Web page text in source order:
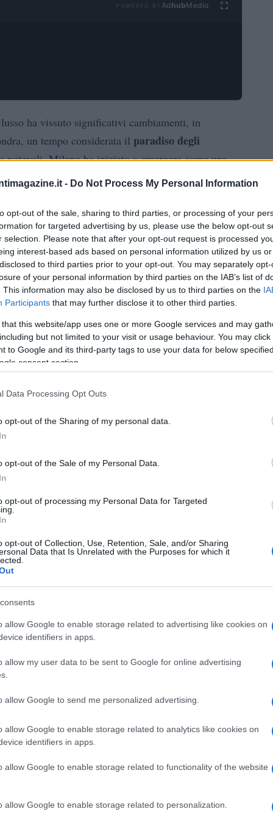
- Do Not Process My Personal Information
opt-out of the sale, sharing to third parties, or processing of your
for targeted advertising by us, please use the below opt-out
selection. Please note that after your opt-out request is processed
interest-based ads based on personal information utilized by us
to third parties prior to your opt-out. You may separately
of your personal information by third parties on the IAB’s list of
This information may also be disclosed by us to third parties on the
Participants that may further disclose it to other third parties.
that this website/app uses one or more Google services and may
but not limited to your visit or usage behaviour. You may
to Google and its third-party tags to use your data for below
consent section.
Data Processing Opt Outs
opt-out of the Sharing of my personal data.
opt-out of the Sale of my Personal Data.
opt-out of processing my Personal Data for Targeted
opt-out of Collection, Use, Retention, Sale, and/or Sharing
Data that Is Unrelated with the Purposes for which it
allow Google to enable storage related to advertising like cookies on
identifiers in apps.
allow my user data to be sent to Google for online advertising
allow Google to send me personalized advertising.
allow Google to enable storage related to analytics like cookies on
identifiers in apps.
allow Google to enable storage related to functionality of the website
allow Google to enable storage related to personalization.
Ad hubMedia
ha vissuto significativi cambiamenti, in
un tempo considerata il paradiso degli
notevoli, Milano ha iniziato a emergere come una
Allo stesso tempo, Parigi mantiene il suo
da tutto il mondo.
diprestigio immobiliare, con case da sogno che
riportato da Milano Finanza, tra luglio 2024 e
lusso, con un valore superiore ai 10 milioni di
segnala un cambiamento di rotta significativo per la
LaBrexitha lasciato cicatrici profonde, alterando la
investitori. I tassi di interesse, che non scendono
reso il mercato meno attraente. Inoltre, la
competitivi, contribuendo al rallentamento delle
Milano sta vivendo un periodo dicrescita
le classifiche internazionali, raggiungendo il
HNWI
(individui ad altissimo patrimonio).